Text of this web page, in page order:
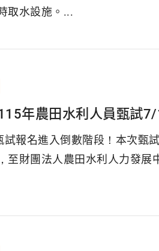
取水設施。...
年農田水利人員甄試
報名進入倒數階段！本次甄
至財團法人農田水利人力發